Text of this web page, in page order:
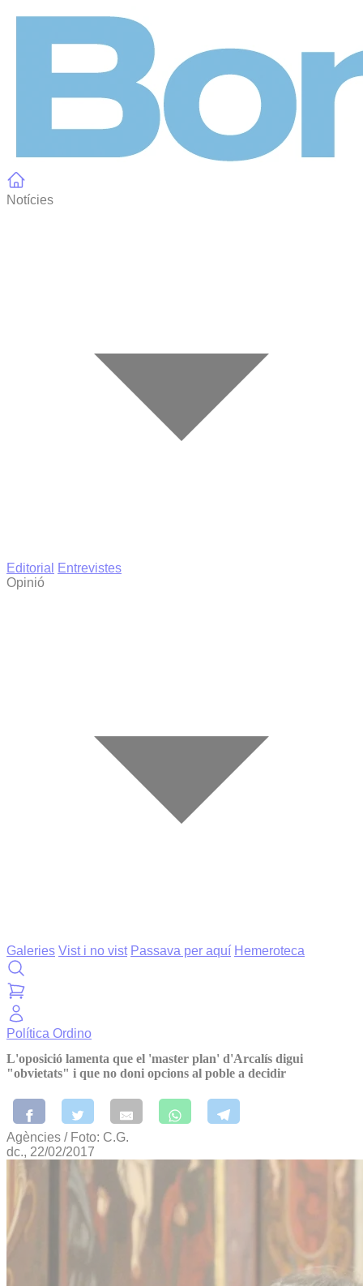
Notícies
Editorial
Entrevistes
Opinió
Galeries Vist i no vist Passava per aquí Hemeroteca
Política Ordino
L'oposició lamenta que el 'master plan' d'Arcalís digui
"obvietats" i que no doni opcions al poble a decidir
Agències / Foto: C.G.
dc., 22/02/2017